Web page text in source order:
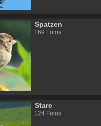
Spatzen
169 Fotos
Stare
124 Fotos